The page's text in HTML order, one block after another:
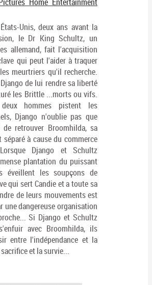
Unis, deux ans avant la
le Dr King Schultz, un
allemand, fait l'acquisition
qui peut l'aider à traquer
meurtriers qu'il recherche.
de lui rendre sa liberté
les Brittle ...morts ou vifs.
hommes pistent les
Django n'oublie pas que
retrouver Broomhilda, sa
à cause du commerce
Django et Schultz
plantation du puissant
éveillent les soupçons de
qui sert Candie et a toute sa
de leurs mouvements est
une dangereuse organisation
Si Django et Schultz
avec Broomhilda, ils
entre l'indépendance et la
et la survie...